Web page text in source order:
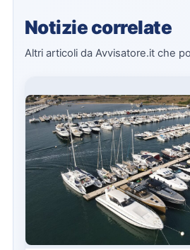
Notizie correlate
Altri articoli da Avvisatore.it che